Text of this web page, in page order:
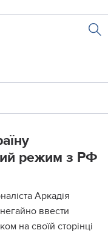
режим з РФ
Аркадія
ввести
на своїй сторінці